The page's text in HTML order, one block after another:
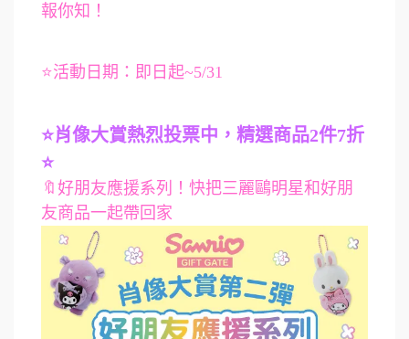
報你知！
⭐活動日期：即日起~5/31
⭐肖像大賞熱烈投票中，精選商品2件7折
⭐
🔖好朋友應援系列！快把三麗鷗明星和好朋
友商品一起帶回家